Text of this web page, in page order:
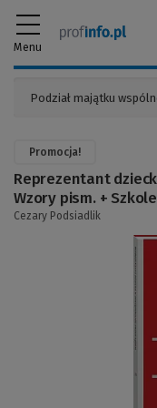
Menu
Promocja!
Reprezentant
Wzory pism. +
Cezary Podsiadlik